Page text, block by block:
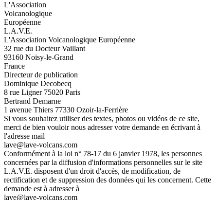
L'Association
Volcanologique
Européenne
L.A.V.E.
L'Association Volcanologique Européenne
32 rue du Docteur Vaillant
93160 Noisy-le-Grand
France
Directeur de publication
Dominique Decobecq
8 rue Ligner 75020 Paris
Bertrand Demarne
1 avenue Thiers 77330 Ozoir-la-Ferrière
Si vous souhaitez utiliser des textes, photos ou vidéos de ce site,
merci de bien vouloir nous adresser votre demande en écrivant à
l'adresse mail
lave@lave-volcans.com
Conformément à la loi n° 78-17 du 6 janvier 1978, les personnes
concernées par la diffusion d'informations personnelles sur le site
L.A.V.E. disposent d'un droit d'accès, de modification, de
rectification et de suppression des données qui les concernent. Cette
demande est à adresser à
lave@lave-volcans.com